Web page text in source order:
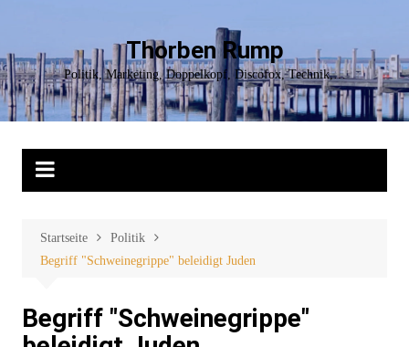
springen
Thorben Rump
Politik, Marketing, Doppelkopf, Discofox, Technik,…
Startseite
Politik
Begriff "Schweinegrippe" beleidigt Juden
Begriff "Schweinegrippe"